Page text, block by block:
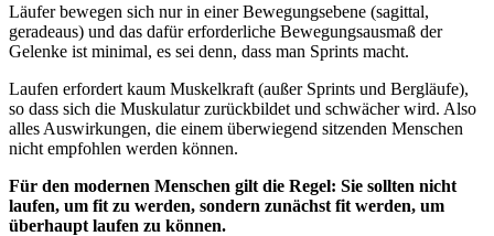
Läufer bewegen sich nur in einer Bewegungsebene (sagittal,
geradeaus) und das dafür erforderliche Bewegungsausmaß der
Gelenke ist minimal, es sei denn, dass man Sprints macht.
Laufen erfordert kaum Muskelkraft (außer Sprints und Bergläufe),
so dass sich die Muskulatur zurückbildet und schwächer wird. Also
alles Auswirkungen, die einem überwiegend sitzenden Menschen
nicht empfohlen werden können.
Für den modernen Menschen gilt die Regel: Sie sollten nicht
laufen, um fit zu werden, sondern zunächst fit werden, um
überhaupt laufen zu können.